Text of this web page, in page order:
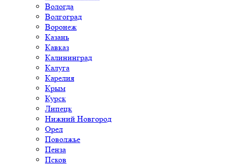
Вологда
Волгоград
Воронеж
Казань
Кавказ
Калининград
Калуга
Карелия
Крым
Курск
Липецк
Нижний Новгород
Орел
Поволжье
Пенза
Псков